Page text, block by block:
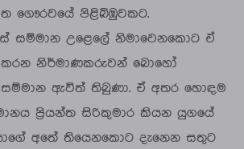
ගෞරවයේ පිළිබිඹුවකට.
සම්මාන උළෙලේ නිමාවෙනකොට ඒ
කරන නිර්මාණකරුවන් බොහෝ
සම්මාන ඇවිත් තිබුණා. ඒ අතර හොඳම
ප්‍රියන්ත සිරිකුමාර කියන යුගයේ
අතේ තියෙනකොට දැනෙන සතුට